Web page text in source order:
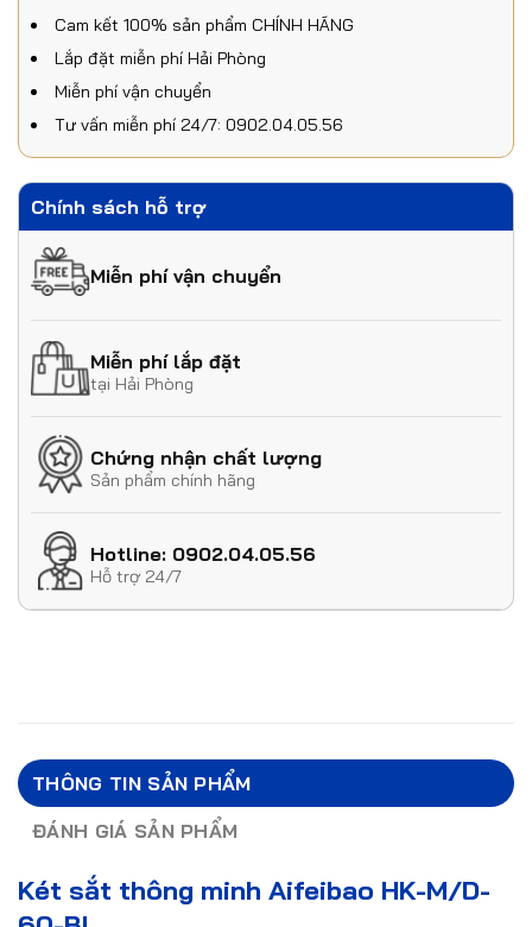
Cam kết 100% sản phẩm CHÍNH HÃNG
Lắp đặt miễn phí Hải Phòng
Miễn phí vận chuyển
Tư vấn miễn phí 24/7: 0902.04.05.56
Chính sách hỗ trợ
Miễn phí vận chuyển
Miễn phí lắp đặt
tại Hải Phòng
Chứng nhận chất lượng
Sản phẩm chính hãng
Hotline: 0902.04.05.56
Hỗ trợ 24/7
THÔNG TIN SẢN PHẨM
ĐÁNH GIÁ SẢN PHẨM
Két sắt thông minh Aifeibao HK-M/D-